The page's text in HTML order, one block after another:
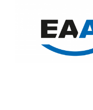
springen